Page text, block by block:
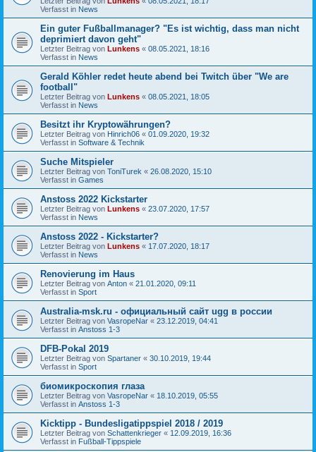
Verfasst in News
Ein guter Fußballmanager? "Es ist wichtig, dass man nicht
deprimiert davon geht"
Letzter Beitrag von Lunkens « 08.05.2021, 18:16
Verfasst in News
Gerald Köhler redet heute abend bei Twitch über "We are
football"
Letzter Beitrag von Lunkens « 08.05.2021, 18:05
Verfasst in News
Besitzt ihr Kryptowährungen?
Letzter Beitrag von Hinrich06 « 01.09.2020, 19:32
Verfasst in Software & Technik
Suche Mitspieler
Letzter Beitrag von ToniTurek « 26.08.2020, 15:10
Verfasst in Games
Anstoss 2022 Kickstarter
Letzter Beitrag von Lunkens « 23.07.2020, 17:57
Verfasst in News
Anstoss 2022 - Kickstarter?
Letzter Beitrag von Lunkens « 17.07.2020, 18:17
Verfasst in News
Renovierung im Haus
Letzter Beitrag von Anton « 21.01.2020, 09:11
Verfasst in Sport
Australia-msk.ru - официальный сайт ugg в россии
Letzter Beitrag von VasropeNar « 23.12.2019, 04:41
Verfasst in Anstoss 1-3
DFB-Pokal 2019
Letzter Beitrag von Spartaner « 30.10.2019, 19:44
Verfasst in Sport
биомикроскопия глаза
Letzter Beitrag von VasropeNar « 18.10.2019, 05:55
Verfasst in Anstoss 1-3
Kicktipp - Bundesligatippspiel 2018 / 2019
Letzter Beitrag von Schattenkrieger « 12.09.2019, 16:36
Verfasst in Fußball-Tippspiele